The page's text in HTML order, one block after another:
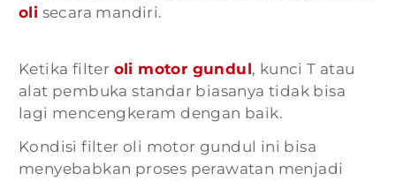
oli secara mandiri.
Ketika filter oli motor gundul, kunci T atau
alat pembuka standar biasanya tidak bisa
lagi mencengkeram dengan baik.
Kondisi filter oli motor gundul ini bisa
menyebabkan proses perawatan menjadi